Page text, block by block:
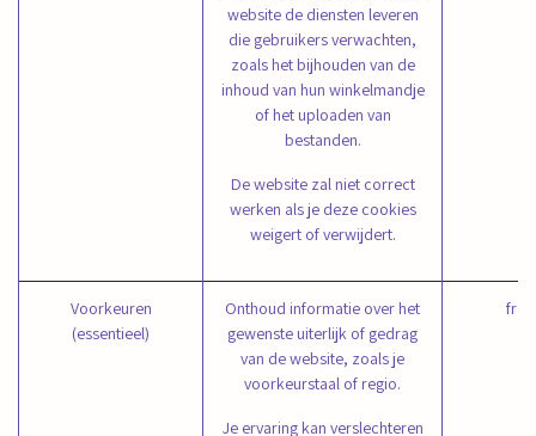
website de diensten leveren
die gebruikers verwachten,
zoals het bijhouden van de
inhoud van hun winkelmandje
of het uploaden van
bestanden.
De website zal niet correct
werken als je deze cookies
weigert of verwijdert.
Voorkeuren
(essentieel)
Onthoud informatie over het
gewenste uiterlijk of gedrag
van de website, zoals je
voorkeurstaal of regio.
Je ervaring kan verslechteren